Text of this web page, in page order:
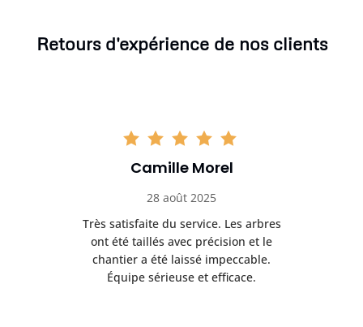
Retours d'expérience de nos clients
Camille Morel
28 août 2025
Très satisfaite du service. Les arbres
ont été taillés avec précision et le
chantier a été laissé impeccable.
Équipe sérieuse et efficace.